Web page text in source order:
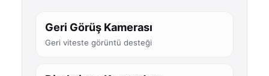
Geri Görüş Kamerası
Geri viteste görüntü desteği